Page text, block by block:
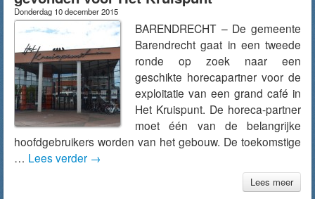
Donderdag 10 december 2015
BARENDRECHT – De gemeente
Barendrecht gaat in een tweede
ronde op zoek naar een
geschikte horecapartner voor de
exploitatie van een grand café in
Het Kruispunt. De horeca-partner
moet één van de belangrijke
hoofdgebruikers worden van het gebouw. De toekomstige
… Lees verder →
Lees meer